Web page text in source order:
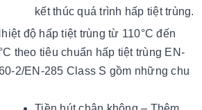
kết thúc quá trình hấp tiệt trùng.
độ hấp tiệt trùng từ 110°C đến
theo tiêu chuẩn hấp tiệt trùng EN-
2/EN-285 Class S gồm những chu